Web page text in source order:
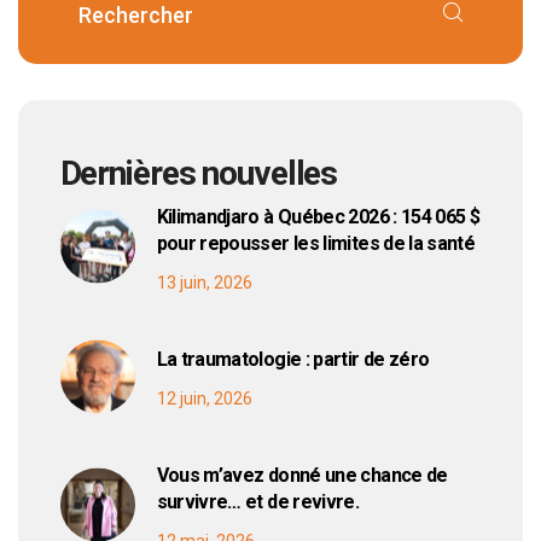
Dernières nouvelles
Kilimandjaro à Québec 2026 : 154 065 $
pour repousser les limites de la santé
13 juin, 2026
La traumatologie : partir de zéro
12 juin, 2026
Vous m’avez donné une chance de
survivre… et de revivre.